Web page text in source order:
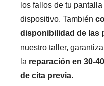
los fallos de tu
dispositivo. También
disponibilidad de las
nuestro taller,
la reparación en 30-
de cita previa.